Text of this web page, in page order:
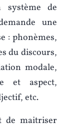
système de
une
: phonèmes,
du discours,
modale,
et aspect,
etc.
de maitriser